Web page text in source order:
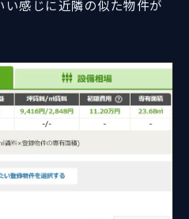
い感じに近隣の似た物件が